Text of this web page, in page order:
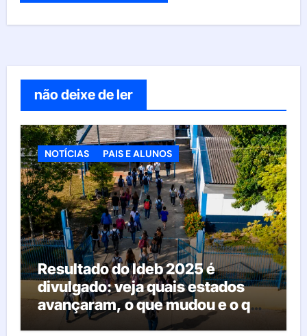
não deixe de ler
NOTÍCIAS PAIS E ALUNOS
Resultado do Ideb 2025 é
divulgado: veja quais estados
avançaram, o que mudou e o que
esperar da educação brasileira